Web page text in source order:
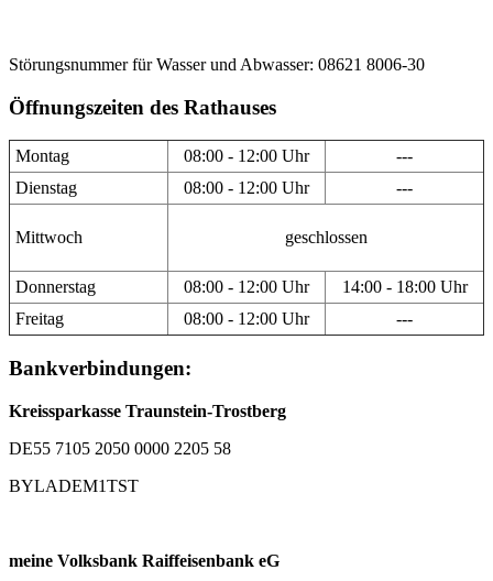
Störungsnummer für Wasser und Abwasser: 08621 8006-30
Öffnungszeiten des Rathauses
Montag 08:00 - 12:00 Uhr
---
Dienstag
08:00 - 12:00 Uhr ---
Mittwoch geschlossen
Donnerstag 08:00 - 12:00 Uhr
14:00 - 18:00 Uhr
Freitag
08:00 - 12:00 Uhr ---
Bankverbindungen:
Kreissparkasse Traunstein-Trostberg
DE55 7105 2050 0000 2205 58
BYLADEM1TST
meine Volksbank Raiffeisenbank eG